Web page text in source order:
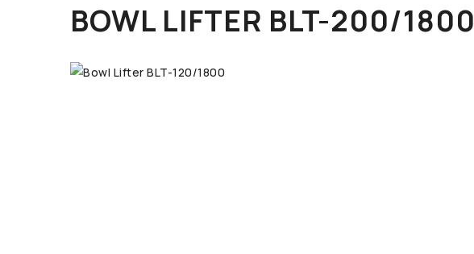
BOWL LIFTER BLT-200/1800